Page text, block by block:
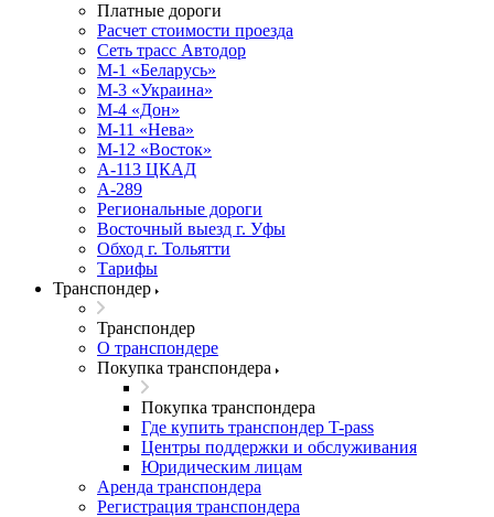
Платные дороги
Расчет стоимости проезда
Сеть трасс Автодор
М-1 «Беларусь»
М-3 «Украина»
М-4 «Дон»
М-11 «Нева»
М-12 «Восток»
А-113 ЦКАД
А-289
Региональные дороги
Восточный выезд г. Уфы
Обход г. Тольятти
Тарифы
Транспондер
Транспондер
О транспондере
Покупка транспондера
Покупка транспондера
Где купить транспондер T-pass
Центры поддержки и обслуживания
Юридическим лицам
Аренда транспондера
Регистрация транспондера